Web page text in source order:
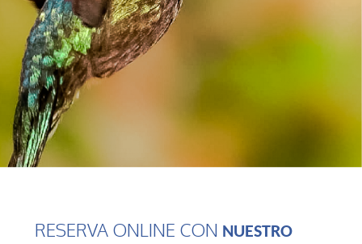
RESERVA ONLINE CON NUESTRO